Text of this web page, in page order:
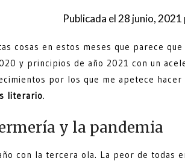
Publicada el28 junio, 2021
cosas en estos meses que parece
y principios de año 2021 con un
por los que me apetece
literario.
y la pandemia
con la tercera ola. La peor de todas